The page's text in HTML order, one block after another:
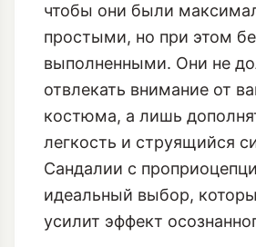
чтобы они были
простыми, но при этом
выполненными. Они не
отвлекать внимание от
костюма, а лишь
легкость и струящийся
Сандалии с
идеальный выбор,
усилит эффект